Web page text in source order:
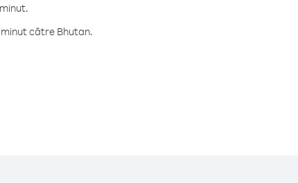
către Bhutan.